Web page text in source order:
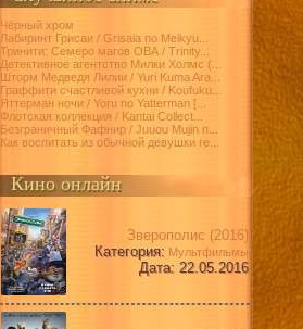
Чёрный хром
Лабиринт Грисаи / Grisaia no Meikyu...
Тринити: Семеро магов ОВА / Trinity...
Детективное агентство Милки Холмс (...
Шторм Медведя Лилии / Yuri Kuma Ara...
Граффити счастливой кухни / Koufuku...
Яттерман ночи / Yoru no Yatterman [...
Флотская коллекция / Kantai Collect...
Безграничный Фафнир / Juuou Mujin n...
Как воспитать из обычной девушки ге...
Кино онлайн
Зверополис (2016)
Категория: Мультфильмы
Дата: 22.05.2016